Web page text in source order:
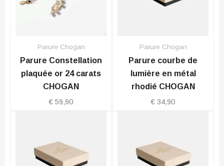
Parure Chogan
Parure Constellation
plaquée or 24 carats
CHOGAN
€ 59,90
Parure Chogan
Parure courbe de
lumière en métal
rhodié CHOGAN
€ 34,90